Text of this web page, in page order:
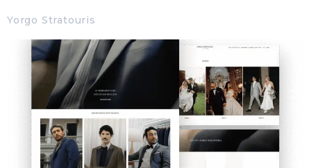
Yorgo Stratouris